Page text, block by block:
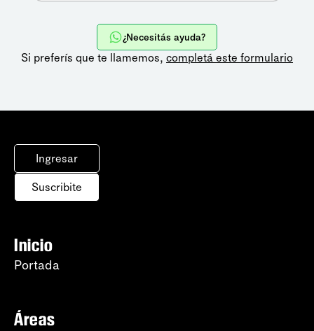
¿Necesitás ayuda?
Si preferís que te llamemos, completá este formulario
Ingresar
Suscribite
Inicio
Portada
Áreas